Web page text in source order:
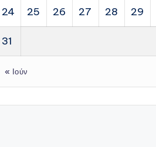
24 25 26 27 28 29
31
« Ιούν